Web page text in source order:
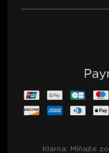
Klarna: Míňajte